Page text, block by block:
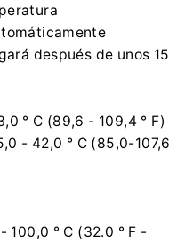
después de unos 15
° C (89,6 - 109,4 ° F)
- 42,0 ° C (85,0-107,6
100,0 ° C (32.0 ° F -